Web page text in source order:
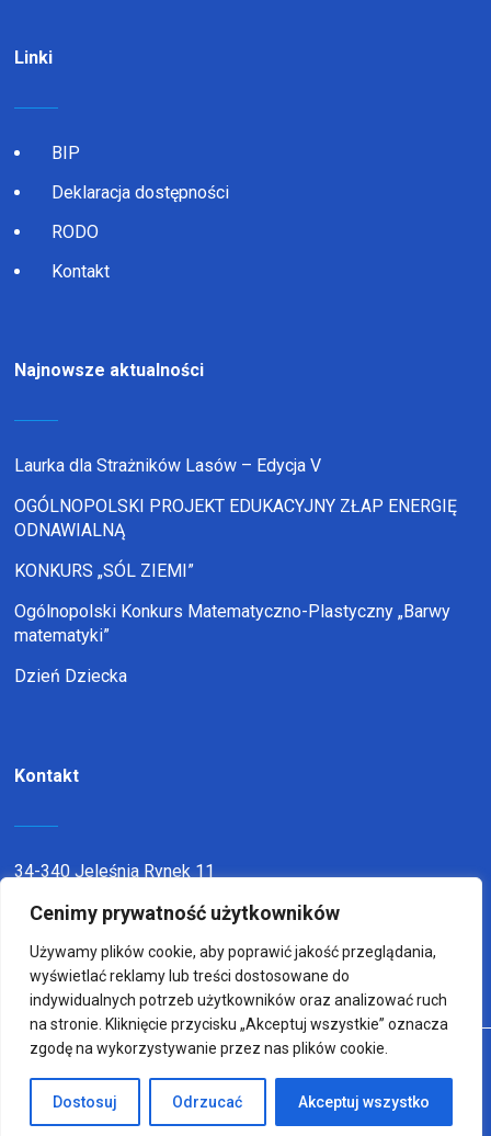
Cenimy prywatność użytkowników
Używamy plików cookie, aby poprawić jakość przeglądania,
wyświetlać reklamy lub treści dostosowane do
indywidualnych potrzeb użytkowników oraz analizować ruch
na stronie. Kliknięcie przycisku „Akceptuj wszystkie” oznacza
zgodę na wykorzystywanie przez nas plików cookie.
Dostosuj Odrzucać Akceptuj wszystko
Linki
BIP
Deklaracja dostępności
RODO
Kontakt
Najnowsze aktualności
Laurka dla Strażników Lasów – Edycja V
OGÓLNOPOLSKI PROJEKT EDUKACYJNY ZŁAP ENERGIĘ
ODNAWIALNĄ
KONKURS „SÓL ZIEMI”
Ogólnopolski Konkurs Matematyczno-Plastyczny „Barwy
matematyki”
Dzień Dziecka
Kontakt
34-340 Jeleśnia Rynek 11
telefon:338636116
email:sp1jel@op.pl
Wykonanie:sm32 STUDIO